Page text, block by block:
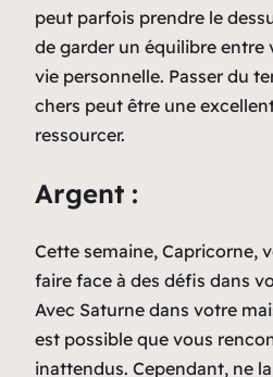
peut parfois prendre le
de garder un équilibre entre
vie personnelle. Passer du
chers peut être une
ressourcer.
Argent :
Cette semaine, Capricorne,
faire face à des défis dans
Avec Saturne dans votre
est possible que vous
inattendus. Cependant, ne